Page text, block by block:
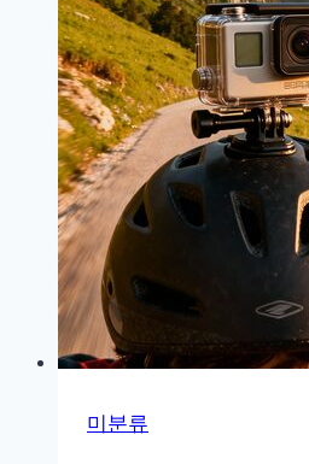
까
지,
완
벽
한
야
촬
영
팁
미분류